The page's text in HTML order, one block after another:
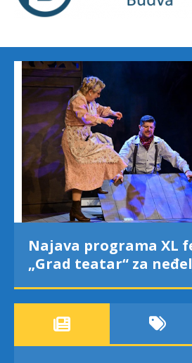
Najava programa XL
„Grad teatar“ za